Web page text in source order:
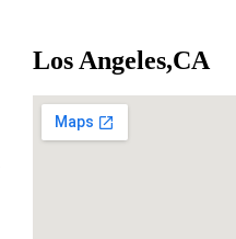
Los Angeles,CA